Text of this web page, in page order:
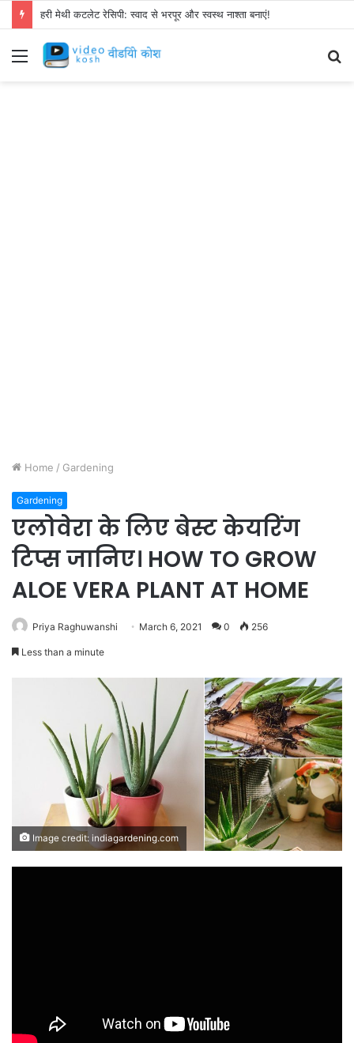
हरी मेथी कटलेट रेसिपी: स्वाद से भरपूर और स्वस्थ नाश्ता बनाएं!
Menu
Home / Gardening
Gardening
एलोवेरा के लिए बेस्ट केयरिंग
टिप्स जानिए। HOW TO GROW
ALOE VERA PLANT AT HOME
Priya Raghuwanshi March 6, 2021 0 256
Less than a minute
Image credit: indiagardening.com